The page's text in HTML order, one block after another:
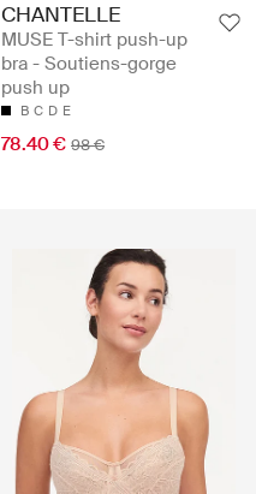
CHANTELLE
MUSE T-shirt push-up
bra - Soutiens-gorge
push up
B C D E
78.40 € 98 €